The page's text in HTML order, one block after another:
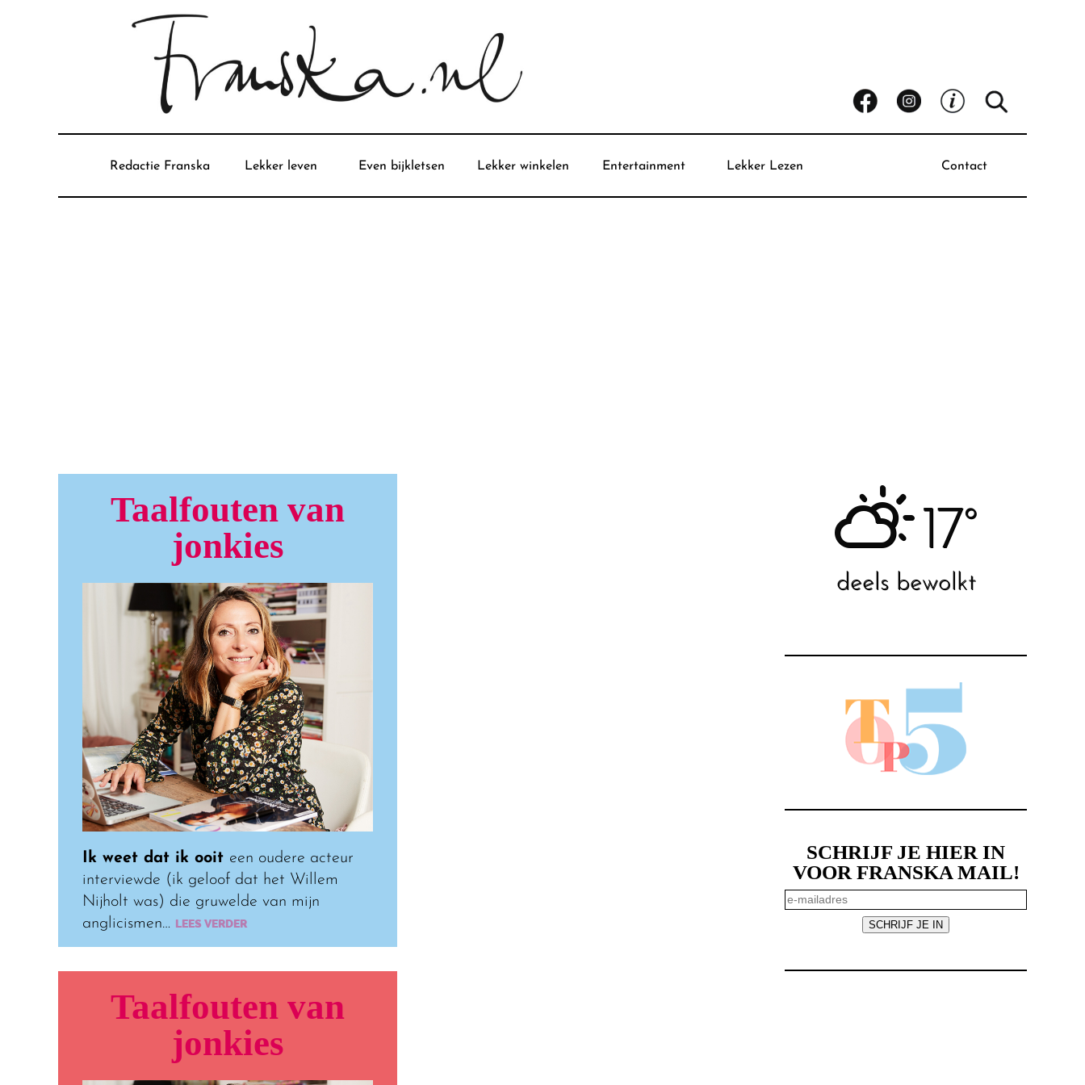
Redactie Franska Lekker leven Even bijkletsen Lekker winkelen Entertainment Lekker Lezen Contact
Taalfouten van
jonkies
Ik weet dat ik ooit een oudere acteur
interviewde (ik geloof dat het Willem
Nijholt was) die gruwelde van mijn
anglicismen… LEES VERDER
Taalfouten van
jonkies
17°
deels bewolkt
SCHRIJF JE HIER IN
VOOR FRANSKA MAIL!